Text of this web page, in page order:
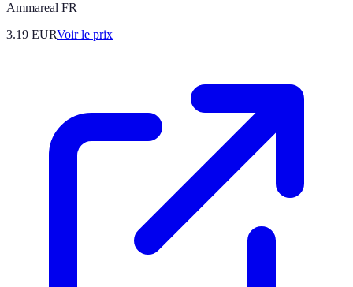
Ammareal FR
3.19 EURVoir le prix